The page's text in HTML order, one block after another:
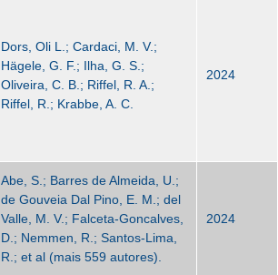
Dors, Oli L.; Cardaci, M. V.;
Hägele, G. F.; Ilha, G. S.;
Oliveira, C. B.; Riffel, R. A.;
Riffel, R.; Krabbe, A. C.
2024
Abe, S.; Barres de Almeida, U.;
de Gouveia Dal Pino, E. M.; del
Valle, M. V.; Falceta-Goncalves,
D.; Nemmen, R.; Santos-Lima,
R.; et al (mais 559 autores).
2024